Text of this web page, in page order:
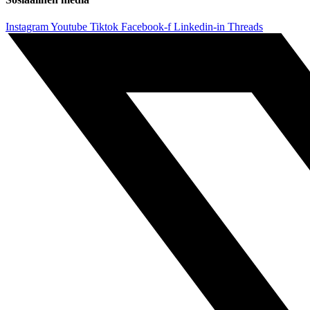
InstagramYoutube Tiktok Facebook-f Linkedin-in Threads